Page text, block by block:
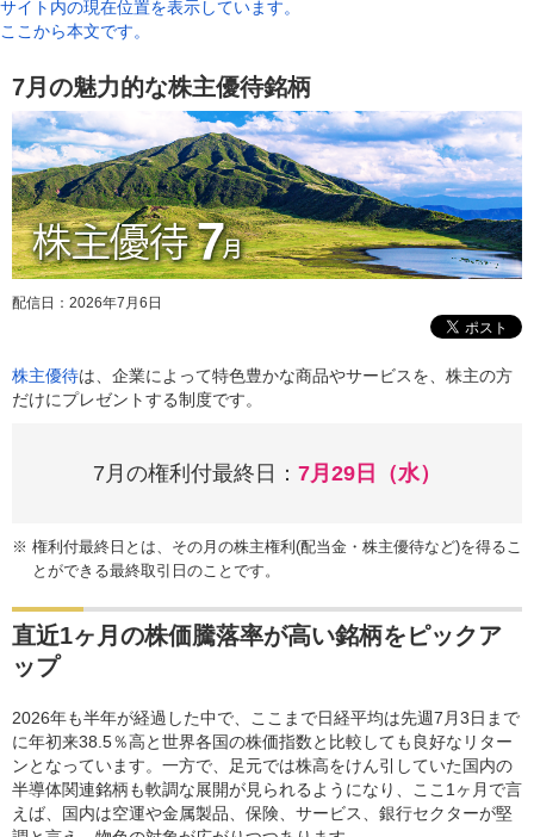
サイト内の現在位置を表示しています。
ここから本文です。
7月の魅力的な株主優待銘柄
配信日： 2026年7月6日
株主優待は、企業によって特色豊かな商品やサービスを、株主の方
だけにプレゼントする制度です。
7月の権利付最終日： 7月29日（水）
権利付最終日とは、その月の株主権利(配当金・株主優待など)を得るこ
とができる最終取引日のことです。
直近1ヶ月の株価騰落率が高い銘柄をピックア
ップ
2026年も半年が経過した中で、ここまで日経平均は先週7月3日まで
に年初来38.5％高と世界各国の株価指数と比較しても良好なリター
ンとなっています。一方で、足元では株高をけん引していた国内の
半導体関連銘柄も軟調な展開が見られるようになり、ここ1ヶ月で言
えば、国内は空運や金属製品、保険、サービス、銀行セクターが堅